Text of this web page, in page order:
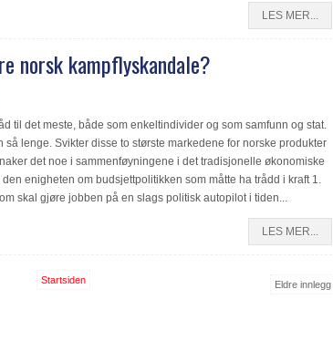
LES MER...
norsk kampflyskandale?
til det meste, både som enkeltindivider og som samfunn og stat.
så lenge. Svikter disse to største markedene for norske produkter
det noe i sammenføyningene i det tradisjonelle økonomiske
enigheten om budsjettpolitikken som måtte ha trådd i kraft 1.
skal gjøre jobben på en slags politisk autopilot i tiden...
LES MER...
Eldre innlegg
Startsiden